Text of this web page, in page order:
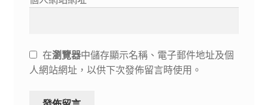
在瀏覽器中儲存顯示名稱、電子郵件地址及個
人網站網址，以供下次發佈留言時使用。